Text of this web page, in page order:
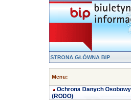
STRONA GŁÓWNA BIP
Menu:
Ochrona Danych
(RODO)